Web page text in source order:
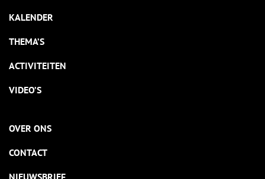
KALENDER
THEMA’S
ACTIVITEITEN
VIDEO’S
OVER ONS
CONTACT